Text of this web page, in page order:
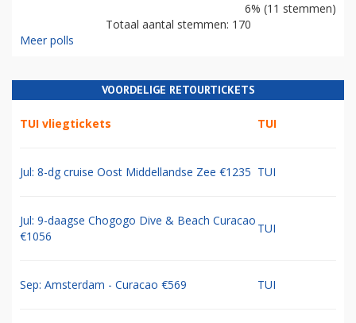
6% (11 stemmen)
Totaal aantal stemmen: 170
Meer polls
VOORDELIGE RETOURTICKETS
TUI vliegtickets TUI
Jul: 8-dg cruise Oost Middellandse Zee €1235 TUI
Jul: 9-daagse Chogogo Dive & Beach Curacao
€1056
TUI
Sep: Amsterdam - Curacao €569 TUI